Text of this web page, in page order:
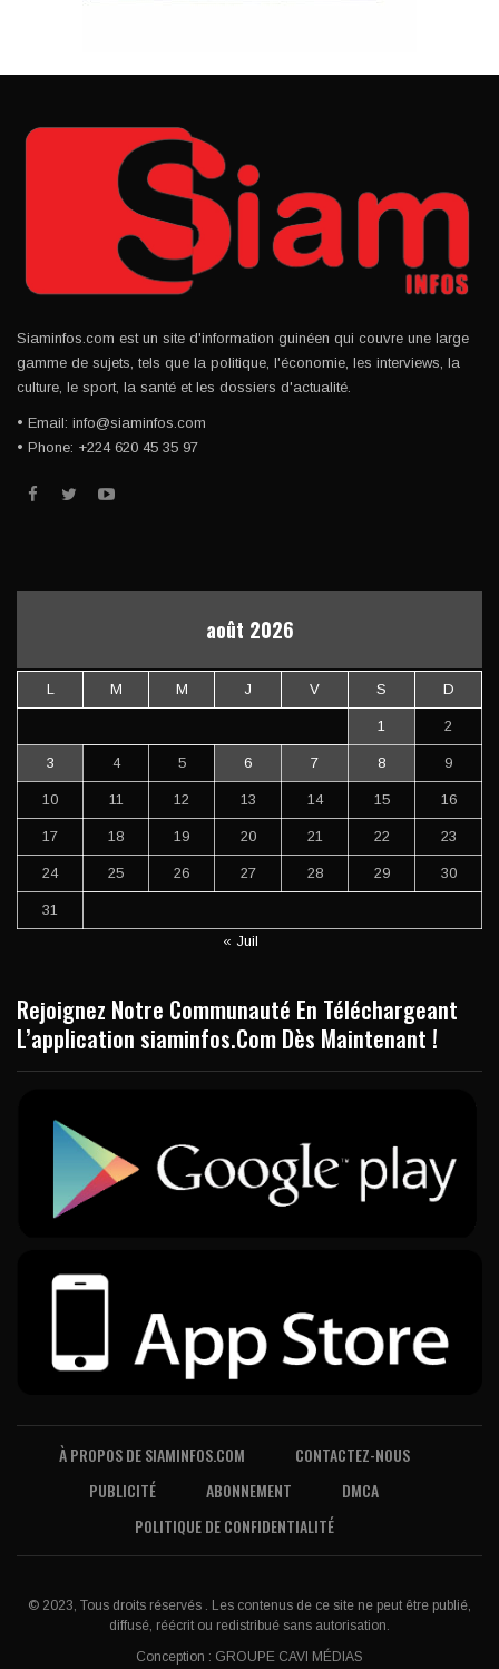
Siaminfos.com est un site d'information guinéen qui couvre une large
gamme de sujets, tels que la politique, l'économie, les interviews, la
culture, le sport, la santé et les dossiers d'actualité.
• Email: info@siaminfos.com
• Phone: +224 620 45 35 97
août 2026
L M M J V S D
1 2
3 4 5 6 7 8 9
10 11 12 13 14 15 16
17 18 19 20 21 22 23
24 25 26 27 28 29 30
31
« Juil
Rejoignez Notre Communauté En Téléchargeant
L’application siaminfos.Com Dès Maintenant !
À PROPOS DE SIAMINFOS.COM
CONTACTEZ-NOUS
PUBLICITÉ
ABONNEMENT
DMCA
POLITIQUE DE CONFIDENTIALITÉ
© 2023, Tous droits réservés . Les contenus de ce site ne peut être publié,
diffusé, réécrit ou redistribué sans autorisation.
Conception : GROUPE CAVI MÉDIAS